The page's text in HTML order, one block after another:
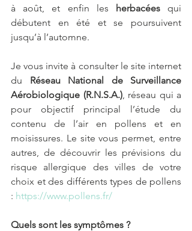
à août, et enfin les herbacées qui
débutent en été et se poursuivent
jusqu’à l’automne.
Je vous invite à consulter le site internet
du Réseau National de Surveillance
Aérobiologique (R.N.S.A.), réseau qui a
pour objectif principal l’étude du
contenu de l’air en pollens et en
moisissures. Le site vous permet, entre
autres, de découvrir les prévisions du
risque allergique des villes de votre
choix et des différents types de pollens
: https://www.pollens.fr/
Quels sont les symptômes ?